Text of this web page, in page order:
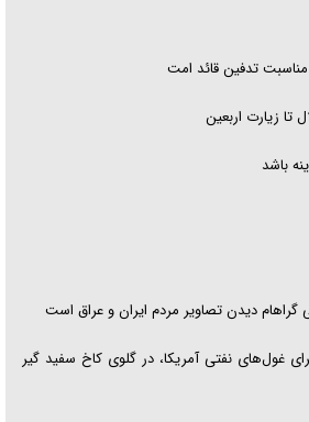
تدفین قائد امت
تا زیارت اربعین
باشد
دیدن تصاویر مردم ایران و عراق است
غول‌های نفتی آمریکا، در گلوی کاخ سفید گیر